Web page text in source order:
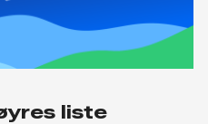
liste